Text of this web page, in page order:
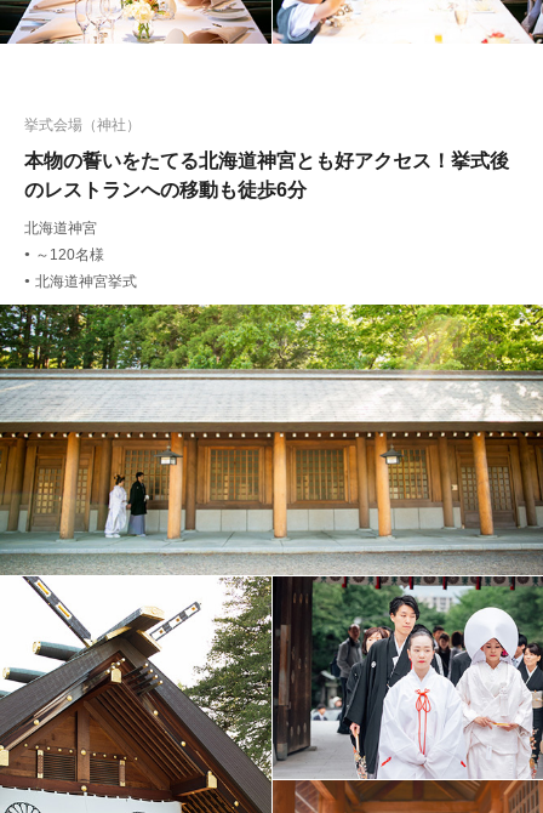
本物の誓いをたてる北海道神宮とも好アクセス！挙式後
のレストランへの移動も徒歩6分
挙式会場（神社）
北海道神宮
● ～120名様
● 北海道神宮挙式